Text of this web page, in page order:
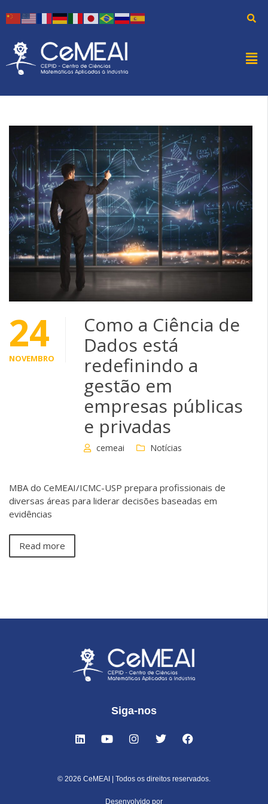
24
NOVEMBRO
Como a Ciência de
Dados está
redefinindo a
gestão em
empresas públicas
e privadas
cemeai Notícias
MBA do CeMEAI/ICMC-USP prepara profissionais de
diversas áreas para liderar decisões baseadas em
evidências
Read more
Siga-nos
© 2026 CeMEAI | Todos os direitos reservados.
Desenvolvido por